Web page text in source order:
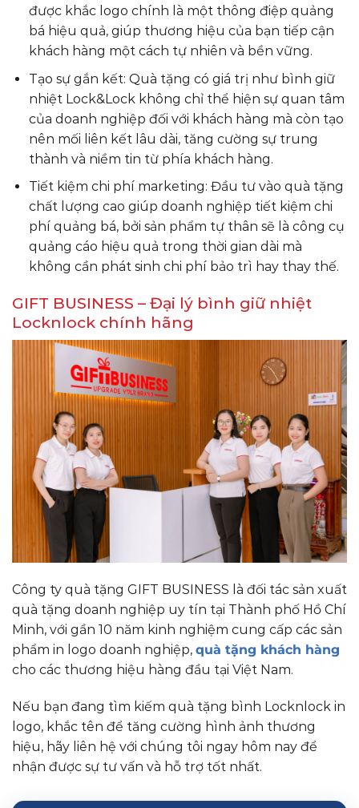
được khắc logo chính là một thông điệp quảng
bá hiệu quả, giúp thương hiệu của bạn tiếp cận
khách hàng một cách tự nhiên và bền vững.
Tạo sự gắn kết: Quà tặng có giá trị như bình giữ
nhiệt Lock&Lock không chỉ thể hiện sự quan tâm
của doanh nghiệp đối với khách hàng mà còn tạo
nên mối liên kết lâu dài, tăng cường sự trung
thành và niềm tin từ phía khách hàng.
Tiết kiệm chi phí marketing: Đầu tư vào quà tặng
chất lượng cao giúp doanh nghiệp tiết kiệm chi
phí quảng bá, bởi sản phẩm tự thân sẽ là công cụ
quảng cáo hiệu quả trong thời gian dài mà
không cần phát sinh chi phí bảo trì hay thay thế.
GIFT BUSINESS – Đại lý bình giữ nhiệt
Locknlock chính hãng
Công ty quà tặng GIFT BUSINESS là đối tác sản xuất
quà tặng doanh nghiệp uy tín tại Thành phố Hồ Chí
Minh, với gần 10 năm kinh nghiệm cung cấp các sản
phẩm in logo doanh nghiệp, quà tặng khách hàng
cho các thương hiệu hàng đầu tại Việt Nam.
Nếu bạn đang tìm kiếm quà tặng bình Locknlock in
logo, khắc tên để tăng cường hình ảnh thương
hiệu, hãy liên hệ với chúng tôi ngay hôm nay để
nhận được sự tư vấn và hỗ trợ tốt nhất.